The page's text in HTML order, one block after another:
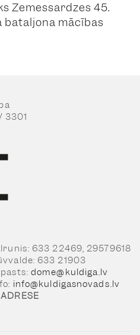
Zemessardzes 45.
bataljona mācības
3301
633 22469, 29579618
633 21903
dome@kuldiga.lv
info@kuldigasnovads.lv